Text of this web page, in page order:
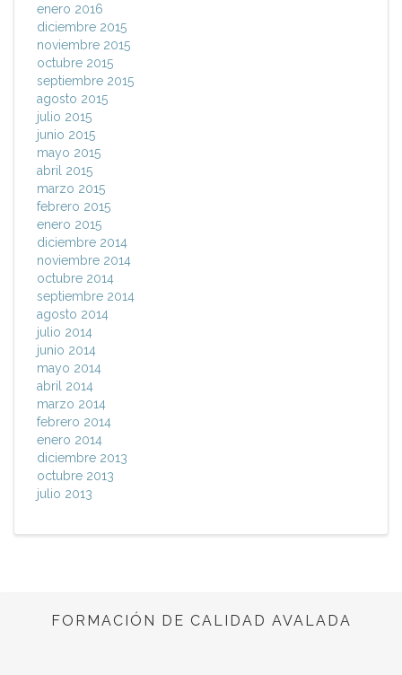
enero 2016
diciembre 2015
noviembre 2015
octubre 2015
septiembre 2015
agosto 2015
julio 2015
junio 2015
mayo 2015
abril 2015
marzo 2015
febrero 2015
enero 2015
diciembre 2014
noviembre 2014
octubre 2014
septiembre 2014
agosto 2014
julio 2014
junio 2014
mayo 2014
abril 2014
marzo 2014
febrero 2014
enero 2014
diciembre 2013
octubre 2013
julio 2013
FORMACIÓN DE CALIDAD AVALADA